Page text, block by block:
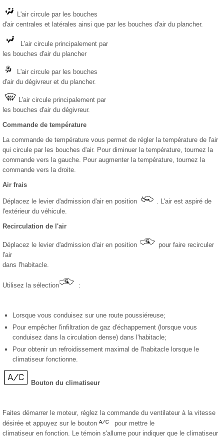
L'air circule par les bouches
d'air centrales et latérales ainsi que par les bouches d'air du plancher.
L'air circule principalement par
les bouches d'air du plancher
L'air circule par les bouches
d'air du dégivreur et du plancher.
L'air circule principalement par
les bouches d'air du dégivreur.
Commande de température
La commande de température vous permet de régler la température de l'air
qui circule par les bouches d'air. Pour diminuer la température, tournez la
commande vers la gauche. Pour augmenter la température, tournez la
commande vers la droite.
Air frais
Déplacez le levier d'admission d'air en position
. L'air est aspiré de
l'extérieur du véhicule.
Recirculation de l'air
Déplacez le levier d'admission d'air en position
pour faire recirculer
l'air
dans l'habitacle.
Utilisez la sélection :
Lorsque vous conduisez sur une route poussiéreuse;
Pour empêcher l'infiltration de gaz d'échappement (lorsque vous
conduisez dans la circulation dense) dans l'habitacle;
Pour obtenir un refroidissement maximal de l'habitacle lorsque le
climatiseur fonctionne.
Bouton du climatiseur
Faites démarrer le moteur, réglez la commande du ventilateur à la vitesse
désirée et appuyez sur le bouton
pour mettre le
climatiseur en fonction. Le témoin s'allume pour indiquer que le climatiseur